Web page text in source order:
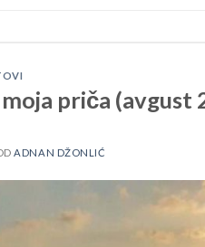
priča (avgust
ADNAN DŽONLIĆ